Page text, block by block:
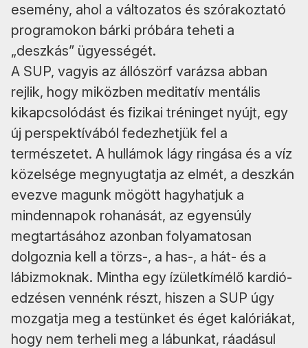
esemény, ahol a változatos és szórakoztató
programokon bárki próbára teheti a
„deszkás” ügyességét.
A SUP, vagyis az állószörf varázsa abban
rejlik, hogy miközben meditatív mentális
kikapcsolódást és fizikai tréninget nyújt, egy
új perspektívából fedezhetjük fel a
természetet. A hullámok lágy ringása és a víz
közelsége megnyugtatja az elmét, a deszkán
evezve magunk mögött hagyhatjuk a
mindennapok rohanását, az egyensúly
megtartásához azonban folyamatosan
dolgoznia kell a törzs-, a has-, a hát- és a
lábizmoknak. Mintha egy ízületkímélő kardió-
edzésen vennénk részt, hiszen a SUP úgy
mozgatja meg a testünket és éget kalóriákat,
hogy nem terheli meg a lábunkat, ráadásul